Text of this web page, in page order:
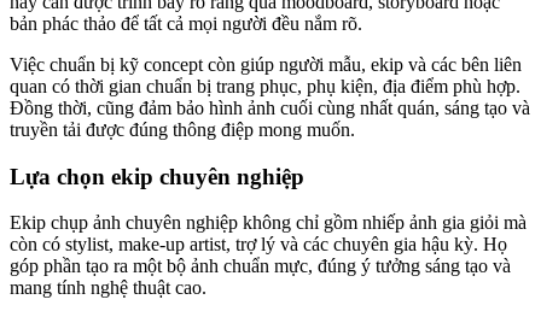
bản phác thảo để tất cả mọi người đều nắm rõ.
Việc chuẩn bị kỹ concept còn giúp người mẫu, ekip và các bên liên
quan có thời gian chuẩn bị trang phục, phụ kiện, địa điểm phù hợp.
Đồng thời, cũng đảm bảo hình ảnh cuối cùng nhất quán, sáng tạo và
truyền tải được đúng thông điệp mong muốn.
Lựa chọn ekip chuyên nghiệp
Ekip chụp ảnh chuyên nghiệp không chỉ gồm nhiếp ảnh gia giỏi mà
còn có stylist, make-up artist, trợ lý và các chuyên gia hậu kỳ. Họ
góp phần tạo ra một bộ ảnh chuẩn mực, đúng ý tưởng sáng tạo và
mang tính nghệ thuật cao.